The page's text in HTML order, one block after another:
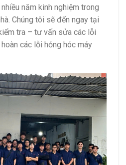
năm kinh nghiệm trong
Chúng tôi sẽ đến ngay tại
tra – tư vấn sửa các lỗi
các lỗi hỏng hóc máy